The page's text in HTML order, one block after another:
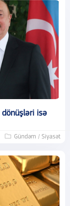
isə
Gündəm / Siyasət